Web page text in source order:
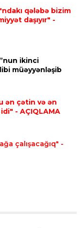
prezidenti
"Arsenal"da
uduzdu
qələbə bizim
daşıyır" -
ikinci
müəyyənləşib
ən çətin və ən
idi" - AÇIQLAMA
çalışacağıq" -